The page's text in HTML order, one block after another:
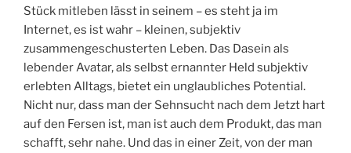
Stück mitleben lässt in seinem – es steht ja im
Internet, es ist wahr – kleinen, subjektiv
zusammengeschusterten Leben. Das Dasein als
lebender Avatar, als selbst ernannter Held subjektiv
erlebten Alltags, bietet ein unglaubliches Potential.
Nicht nur, dass man der Sehnsucht nach dem Jetzt hart
auf den Fersen ist, man ist auch dem Produkt, das man
schafft, sehr nahe. Und das in einer Zeit, von der man